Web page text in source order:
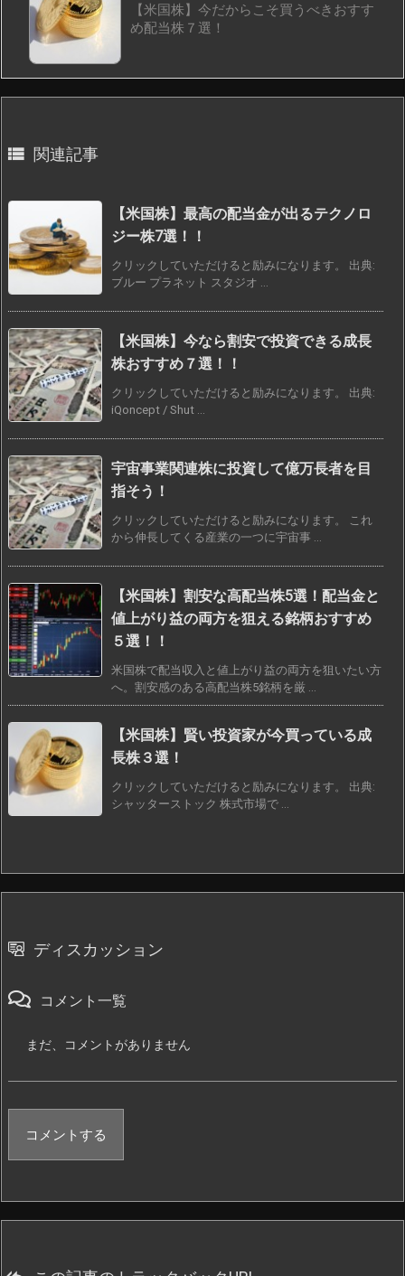
【米国株】今だからこそ買うべきおすす
め配当株７選！
 関連記事
【米国株】最高の配当金が出るテクノロ
ジー株7選！！
クリックしていただけると励みになります。 出典:
ブルー プラネット スタジオ ...
【米国株】今なら割安で投資できる成長
株おすすめ７選！！
クリックしていただけると励みになります。 出典:
iQoncept / Shut ...
宇宙事業関連株に投資して億万長者を目
指そう！
クリックしていただけると励みになります。 これ
から伸長してくる産業の一つに宇宙事 ...
【米国株】割安な高配当株5選！配当金と
値上がり益の両方を狙える銘柄おすすめ
５選！！
米国株で配当収入と値上がり益の両方を狙いたい方
へ。割安感のある高配当株5銘柄を厳 ...
【米国株】賢い投資家が今買っている成
長株３選！
クリックしていただけると励みになります。 出典:
シャッターストック 株式市場で ...
ディスカッション
コメント一覧
まだ、コメントがありません
コメントする